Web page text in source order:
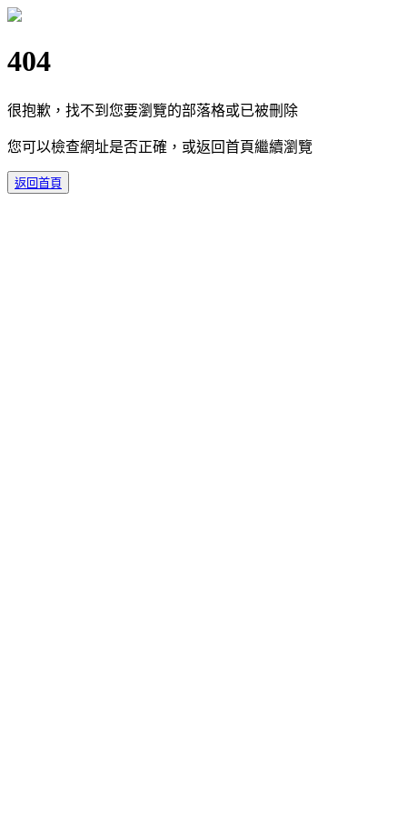
404
很抱歉，找不到您要瀏覽的部落格或已被刪除
您可以檢查網址是否正確，或返回首頁繼續瀏覽
返回首頁